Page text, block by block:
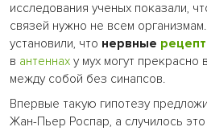
исследования ученых показали,
связей нужно не всем
установили, что нервные
в антеннах у мух могут прекрасно
между собой без синапсов.
Впервые такую гипотезу
Жан-Пьер Роспар, а случилось